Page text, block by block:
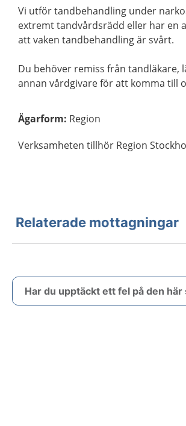
Vi utför tandbehandling under
extremt tandvårdsrädd eller har en
att vaken tandbehandling är svårt.
Du behöver remiss från tandläkare,
annan vårdgivare för att komma till
Ägarform: Region
Verksamheten tillhör Region
Relaterade mottagningar
Har du upptäckt ett fel på den här